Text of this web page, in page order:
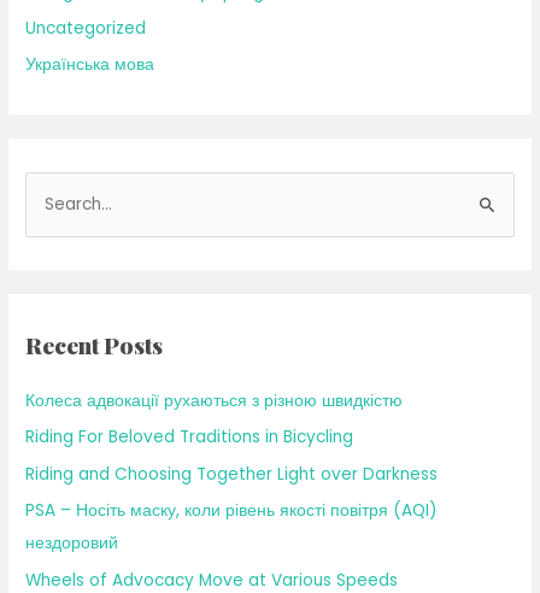
Uncategorized
Українська мова
h
r
:
Recent Posts
Колеса адвокації рухаються з різною швидкістю
Riding For Beloved Traditions in Bicycling
Riding and Choosing Together Light over Darkness
PSA – Носіть маску, коли рівень якості повітря (AQI)
нездоровий
Wheels of Advocacy Move at Various Speeds